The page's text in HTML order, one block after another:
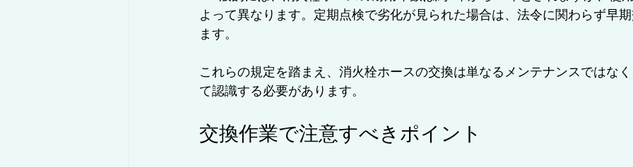
よって異なります。定期点検で劣化が見られた場合は、法令に関わらず早
ます。
これらの規定を踏まえ、消火栓ホースの交換は単なるメンテナンスではな
て認識する必要があります。
交換作業で注意すべきポイント